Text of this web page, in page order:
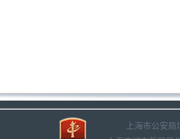
上海市公安局